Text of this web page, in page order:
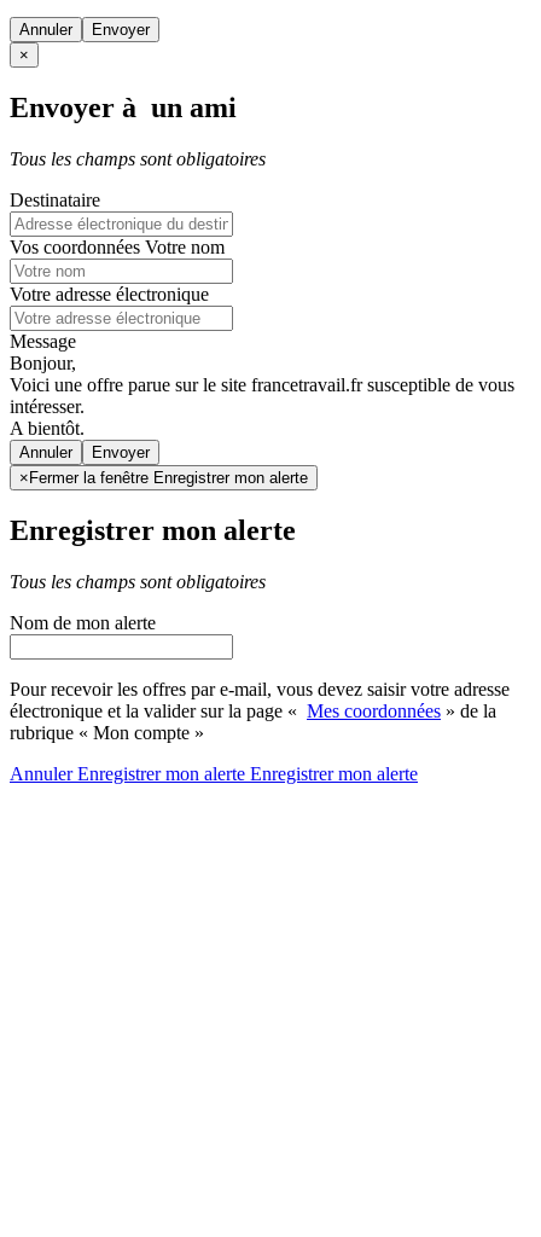
Annuler
×
Envoyer à un ami
Tous les champs sont obligatoires
Destinataire
Vos coordonnées Votre nom
Votre adresse électronique
Message
Bonjour,
Voici une offre parue sur le site francetravail.fr susceptible de vous
intéresser.
A bientôt.
Annuler
× Fermer la fenêtre Enregistrer mon alerte
Enregistrer mon alerte
Tous les champs sont obligatoires
Nom de mon alerte
Pour recevoir les offres par e-mail, vous devez saisir votre adresse
électronique et la valider sur la page « Mes coordonnées » de la
rubrique « Mon compte »
AnnulerEnregistrer mon alerte Enregistrermon alerte